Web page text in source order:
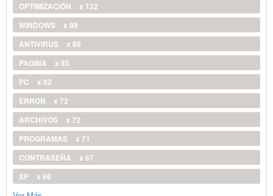
OPTIMIZACIÓN
x 122
WINDOWS
x 88
ANTIVIRUS
x 86
PAGINA
x 85
PC
x 82
ERROR
x 72
ARCHIVOS
x 72
PROGRAMAS
x 71
CONTRASEÑA
x 67
XP
x 66